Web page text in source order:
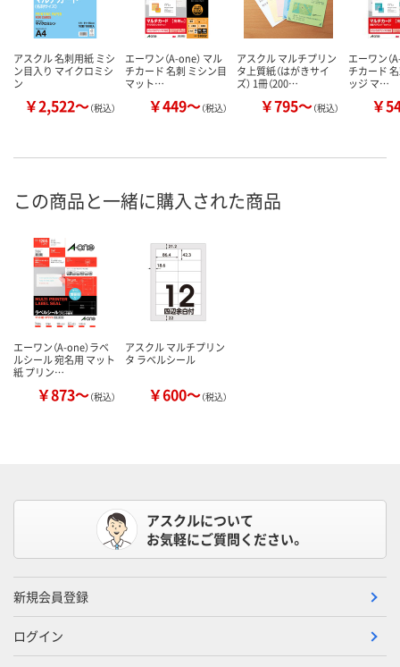
アスクル 名刺用紙 ミシ
ン目入り マイクロミシ
ン
￥2,522～（税込）
エーワン（A-one） マル
チカード 名刺 ミシン目
マット…
￥449～（税込）
アスクル マルチプリン
タ上質紙（はがきサイ
ズ） 1冊（200…
￥795～（税込）
エーワン（
チカード
ッジ マ…
￥
この商品と一緒に購入された商品
エーワン（A-one）ラベ
ルシール 宛名用 マット
紙 プリン…
￥873～（税込）
アスクル マルチプリン
タ ラベルシール
￥600～（税込）
アスクルについて
お気軽にご質問ください。
新規会員登録
ログイン